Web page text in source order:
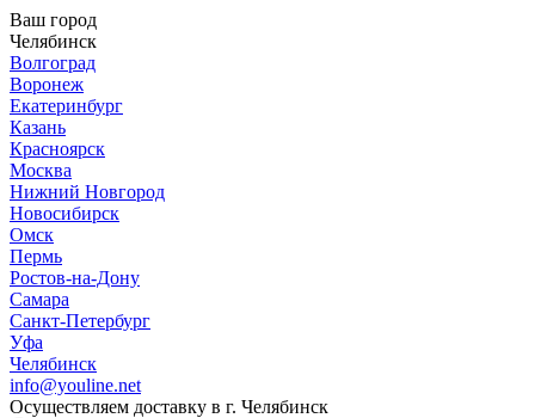
Ваш город
Челябинск
Волгоград
Воронеж
Екатеринбург
Казань
Красноярск
Москва
Нижний Новгород
Новосибирск
Омск
Пермь
Ростов-на-Дону
Самара
Санкт-Петербург
Уфа
Челябинск
info@youline.net
Осуществляем доставку в г. Челябинск